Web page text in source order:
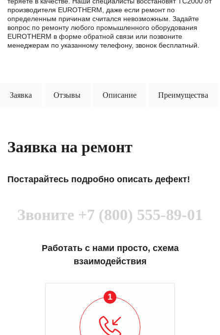
производителя EUROTHERM, даже если ремонт по
определенным причинам считался невозможным. Задайте
вопрос по ремонту любого промышленного оборудования
EUROTHERM в формe обратной связи или позвоните
менеджерам по указанному телефону, звонок бесплатный.
Заявка Отзывы Описание Преимущества
Заявка на ремонт
Постарайтесь подробно описать дефект!
Звоните +7 (800) 555-89-01
Работать с нами просто, схема
взаимодействия
1